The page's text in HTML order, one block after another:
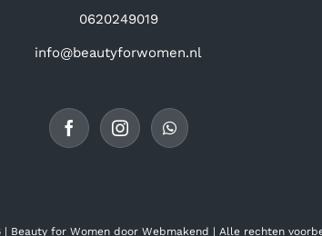
0620249019
info@beautyforwomen.nl
| Beauty for Women door Webmakend | Alle rechten